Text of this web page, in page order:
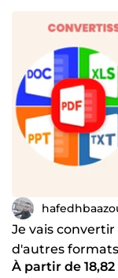
Je vais convertir
d'autres formats
À partir de 18,82